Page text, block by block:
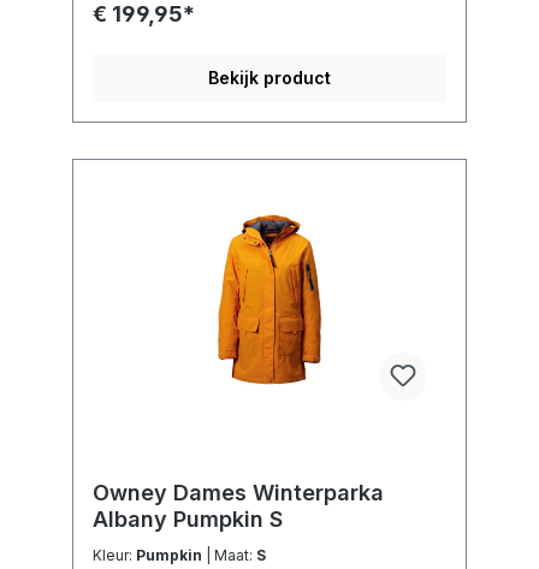
€ 199,95*
Bekijk product
Owney Dames Winterparka
Albany Pumpkin S
Kleur: Pumpkin | Maat: S